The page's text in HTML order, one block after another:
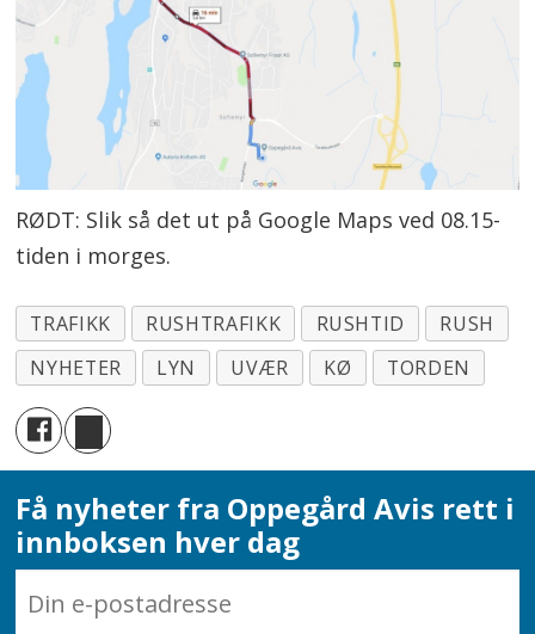
RØDT: Slik så det ut på Google Maps ved 08.15-
tiden i morges.
TRAFIKK RUSHTRAFIKK RUSHTID
RUSH
NYHETER
LYN UVÆR KØ TORDEN
Få nyheter fra Oppegård Avis rett i
innboksen hver dag